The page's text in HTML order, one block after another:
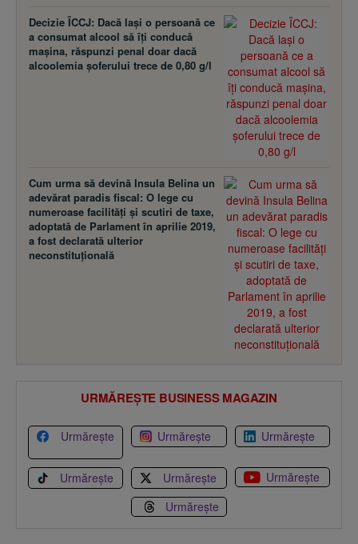
Decizie ÎCCJ: Dacă laşi o persoană ce
a consumat alcool să îţi conducă
maşina, răspunzi penal doar dacă
alcoolemia şoferului trece de 0,80 g/l
Cum urma să devină Insula Belina un
adevărat paradis fiscal: O lege cu
numeroase facilităţi şi scutiri de taxe,
adoptată de Parlament în aprilie 2019,
a fost declarată ulterior
neconstituţională
URMĂREȘTE BUSINESS MAGAZIN
Urmărește Urmărește Urmărește
Urmărește Urmărește
Urmărește
Urmărește